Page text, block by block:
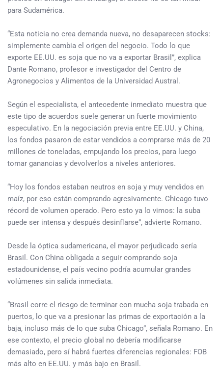
para Sudamérica.
“Esta noticia no crea demanda nueva, no desaparecen stocks:
simplemente cambia el origen del negocio. Todo lo que
exporte EE.UU. es soja que no va a exportar Brasil”, explica
Dante Romano, profesor e investigador del Centro de
Agronegocios y Alimentos de la Universidad Austral.
Según el especialista, el antecedente inmediato muestra que
este tipo de acuerdos suele generar un fuerte movimiento
especulativo. En la negociación previa entre EE.UU. y China,
los fondos pasaron de estar vendidos a comprarse más de 20
millones de toneladas, empujando los precios, para luego
tomar ganancias y devolverlos a niveles anteriores.
“Hoy los fondos estaban neutros en soja y muy vendidos en
maíz, por eso están comprando agresivamente. Chicago tuvo
récord de volumen operado. Pero esto ya lo vimos: la suba
puede ser intensa y después desinflarse”, advierte Romano.
Desde la óptica sudamericana, el mayor perjudicado sería
Brasil. Con China obligada a seguir comprando soja
estadounidense, el país vecino podría acumular grandes
volúmenes sin salida inmediata.
“Brasil corre el riesgo de terminar con mucha soja trabada en
puertos, lo que va a presionar las primas de exportación a la
baja, incluso más de lo que suba Chicago”, señala Romano. En
ese contexto, el precio global no debería modificarse
demasiado, pero sí habrá fuertes diferencias regionales: FOB
más alto en EE.UU. y más bajo en Brasil.